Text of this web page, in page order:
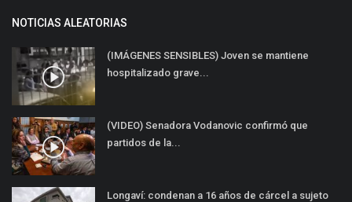
NOTICIAS ALEATORIAS
(IMÁGENES SENSIBLES) Joven se mantiene
hospitalizado grave...
(VIDEO) Senadora Vodanovic confirmó que
partidos de la...
Longaví: condenan a 16 años de cárcel a sujeto